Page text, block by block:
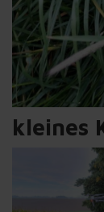
kleines